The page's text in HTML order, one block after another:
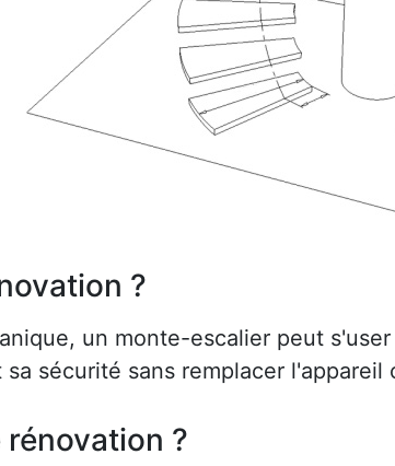
?
un monte-escalier peut
sécurité sans remplacer l'appareil
?